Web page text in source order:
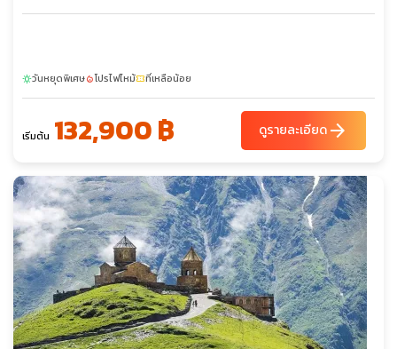
(SEVANAVANK) - เมืองน้ำแร่เจอร์มุก - คันซอเรฟท์ - กระเช้าไฟฟ้า
ทาเทฟ (ยาวที่สุดในโลก)มหาวิหารทาเทฟกลางหุบเขา – โนราแวงค์ -
เยเรวาน - เมืองเอชมีอัดซิน – มหาวิหารซวาร์ตโนทส์ชมเมืองเยเรวาน
- เดอะคาสเคส - น้ำพุเต้นระบำ
sunnyวันหยุดพิเศษlocal_fire_departmentโปรไฟไหม้confirmation_numberที่เหลือน้อย
เริ่มต้น 132,900 ฿ ดูรายละเอียดarrow_forward